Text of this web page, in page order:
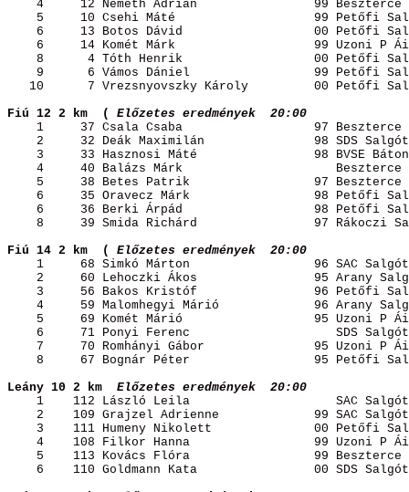
4 12 Németh Adrián 99 Beszterce
5
10 Csehi Máté 99 Petőfi
6
13 Botos Dávid 00 Petőfi
6
14 Komét Márk 99 Uzoni P Ái
8
4 Tóth Henrik 00 Petőfi
9
6 Vámos Dániel 99 Petőfi
10
7 Vrezsnyovszky Károly 00 Petőfi
Fiú 12 2 km
( Előzetes eredmények
20:00
1
37 Csala Csaba 97 Beszterce
2
32 Deák Maximilán 98 SDS
3
33 Hasznosi Máté 98 BVSE
4
40 Balázs Márk Beszterce
5
38 Betes Patrik 97 Beszterce
6
35 Oravecz Márk 98 Petőfi
6
36 Berki Árpád 98 Petőfi
8
39 Smida Richárd 97 Rákoczi
Fiú 14 2 km
( Előzetes eredmények
20:00
1
68 Simkó Márton 96 SAC
2
60 Lehoczki Ákos 95 Arany
3
56 Bakos Kristóf 96 Petőfi
4
59 Malomhegyi Márió 96 Arany
5
69 Komét Márió 95 Uzoni P Ái
6
71 Ponyi Ferenc
SDS
7
70 Romhányi Gábor 95 Uzoni P Ái
8
67 Bognár Péter 95 Petőfi
Leány 10 2 km Előzetes eredmények
20:00
1
112 László Leila SAC
2
109 Grajzel Adrienne 99 SAC
3
111 Humeny Nikolett 00 Petőfi
4
108 Filkor Hanna 99 Uzoni P Ái
5
113 Kovács Flóra 99 Beszterce
6
110 Goldmann Kata 00 SDS